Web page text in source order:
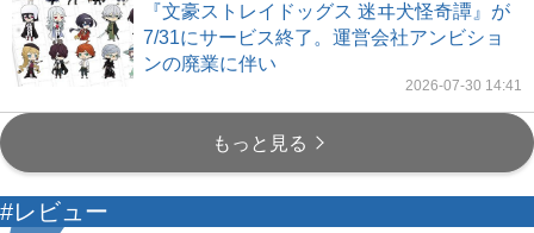
『文豪ストレイドッグス 迷ヰ犬怪奇譚』が
7/31にサービス終了。運営会社アンビショ
ンの廃業に伴い
2026-07-30 14:41
もっと見る
#レビュー